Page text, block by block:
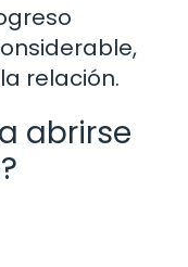
relación.
abrirse